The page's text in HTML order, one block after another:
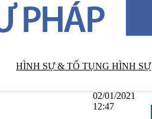
HÌNH SỰ & TỐ TỤNG HÌNH SỰ
02/01/2021
12:47